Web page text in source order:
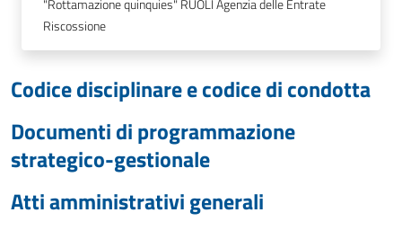
"Rottamazione quinquies" RUOLI Agenzia delle Entrate
Riscossione
Codice disciplinare e codice di condotta
Documenti di programmazione
strategico-gestionale
Atti amministrativi generali